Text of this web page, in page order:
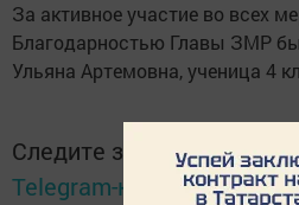
За активное участие во всех
Благодарностью Главы ЗМР
Ульяна Артемовна, ученица 4
Следите за самым
Telegram-канале